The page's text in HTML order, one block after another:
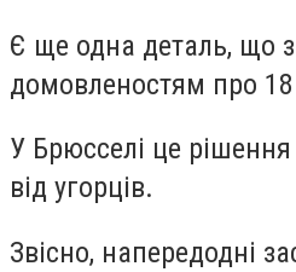
Є ще одна деталь, що
домовленостям про
У Брюсселі це
від угорців.
Звісно, напередодні